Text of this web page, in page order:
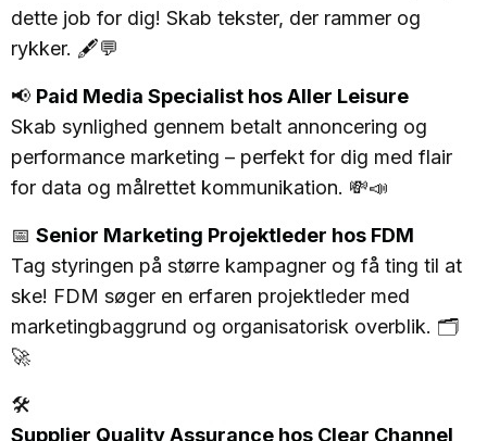
dette job for dig! Skab tekster, der rammer og
rykker. 🖋️💬
📢 Paid Media Specialist hos Aller Leisure
Skab synlighed gennem betalt annoncering og
performance marketing – perfekt for dig med flair
for data og målrettet kommunikation. 💸📣
📅 Senior Marketing Projektleder hos FDM
Tag styringen på større kampagner og få ting til at
ske! FDM søger en erfaren projektleder med
marketingbaggrund og organisatorisk overblik. 🗂️
🚀
🛠️
Supplier Quality Assurance hos Clear Channel